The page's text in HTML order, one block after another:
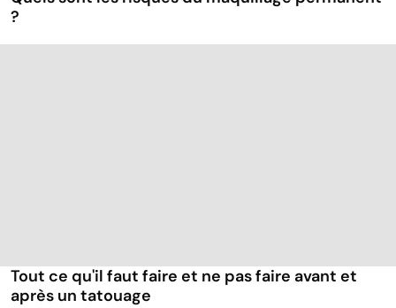
?
Tout ce qu'il faut faire et ne pas faire avant et
après un tatouage